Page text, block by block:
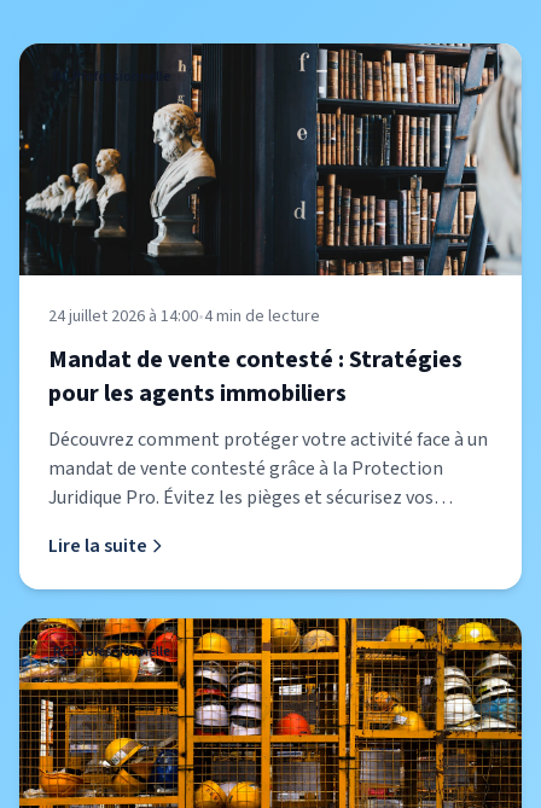
RC Professionnelle
24 juillet 2026 à 14:00•4min de lecture
Mandat de vente contesté : Stratégies
pour les agents immobiliers
Découvrez comment protéger votre activité face à un
mandat de vente contesté grâce à la Protection
Juridique Pro. Évitez les pièges et sécurisez vos
Lire la suite
RC Professionnelle